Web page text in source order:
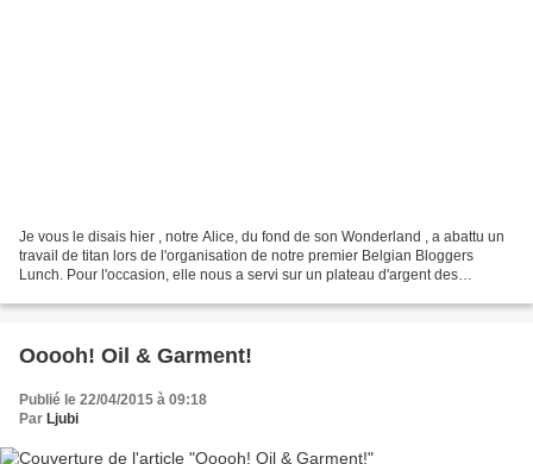
Je vous le disais hier , notre Alice, du fond de son Wonderland , a abattu un
travail de titan lors de l'organisation de notre premier Belgian Bloggers
Lunch. Pour l'occasion, elle nous a servi sur un plateau d'argent des
Ooooh! Oil & Garment!
Publié le 22/04/2015 à 09:18
Par Ljubi